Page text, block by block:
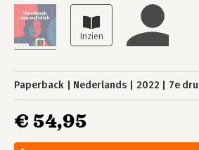
Paperback Nederlands 2022 7e
€ 54,95